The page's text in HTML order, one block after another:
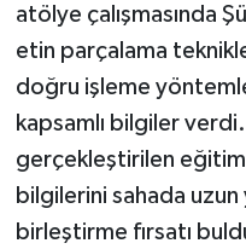
atölye çalışmasında
etin parçalama
doğru işleme
kapsamlı bilgiler
gerçekleştirilen
bilgilerini sahada
birleştirme fırsatı